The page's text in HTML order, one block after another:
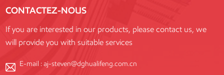
CONTACTEZ-NOUS
If you are interested in our products, please contact us, we
will provide you with suitable services
E-mail :aj-steven@dghualifeng.com.cn